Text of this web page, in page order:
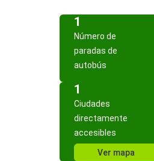
1
Número de
paradas de
autobús
1
Ciudades
directamente
accesibles
Ver mapa